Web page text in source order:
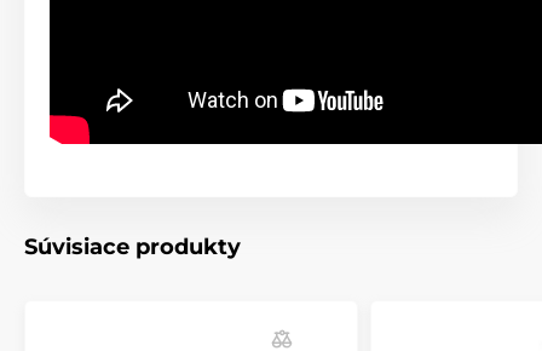
Súvisiace produkty